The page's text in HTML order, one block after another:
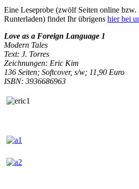
Eine Leseprobe (zwölf Seiten online
Runterladen) findet Ihr übrigens hier bei
Love as a Foreign Language 1
Modern Tales
Text: J. Torres
Zeichnungen: Eric Kim
136 Seiten; Softcover, s/w; 11,90 Euro
ISBN: 3936686963